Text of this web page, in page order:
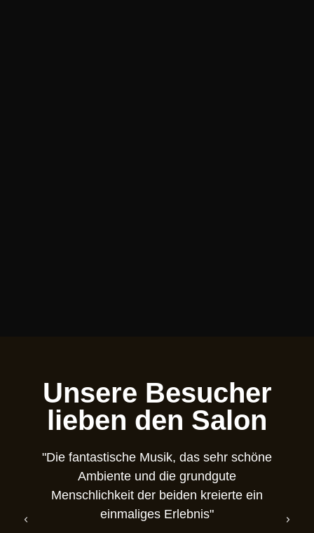
Unsere Besucher
lieben den Salon
"Die fantastische Musik, das sehr schöne
Ambiente und die grundgute
Menschlichkeit der beiden kreierte ein
einmaliges Erlebnis"